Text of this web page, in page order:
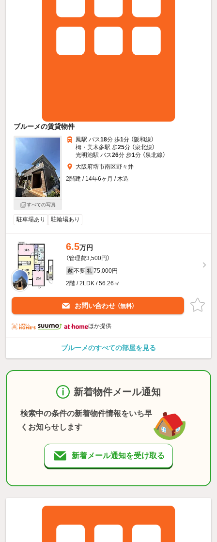
ブルーメの賃貸物件
すべての写真
鳳駅 バス18分 歩1分 （阪和線）
栂・美木多駅 歩25分 （泉北線）
光明池駅 バス26分 歩1分 （泉北線）
大阪府堺市南区野々井
2階建 / 14年6ヶ月 / 木造
駐車場あり 駐輪場あり
6.5万円
（管理費3,500円）
敷 不要 礼 75,000円
2階 / 2LDK / 56.26㎡
お問い合わせ （無料）
ほか提供
ブルーメのすべての部屋を見る
新着物件メール通知
検索中の条件の新着物件情報をいち早
くお知らせします
新着メール通知を受け取る